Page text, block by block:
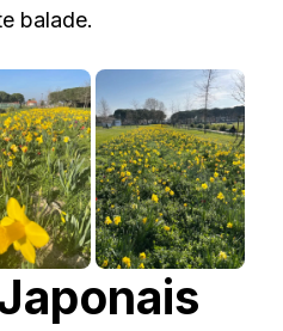
balade.